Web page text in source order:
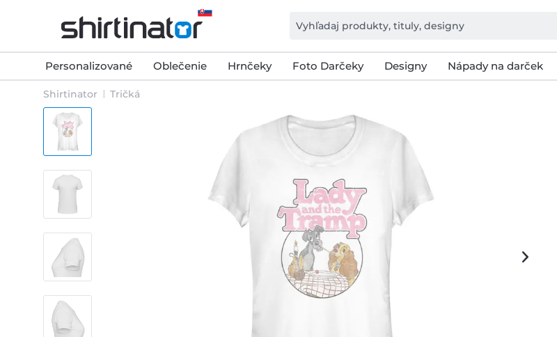
Personalizované Oblečenie Hrnčeky Foto Darčeky Designy Nápady na darček
Shirtinator Tričká